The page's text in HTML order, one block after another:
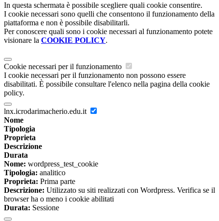
In questa schermata è possibile scegliere quali cookie consentire.
I cookie necessari sono quelli che consentono il funzionamento della
piattaforma e non è possibile disabilitarli.
Per conoscere quali sono i cookie necessari al funzionamento potete
visionare la COOKIE POLICY.
Cookie necessari per il funzionamento
I cookie necessari per il funzionamento non possono essere
disabilitati. È possibile consultare l'elenco nella pagina della cookie
policy.
lnx.icrodarimacherio.edu.it
Nome
Tipologia
Proprieta
Descrizione
Durata
Nome: wordpress_test_cookie
Tipologia: analitico
Proprieta: Prima parte
Descrizione: Utilizzato su siti realizzati con Wordpress. Verifica se il
browser ha o meno i cookie abilitati
Durata: Sessione